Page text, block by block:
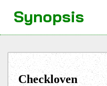
Checkloven
Synopsis